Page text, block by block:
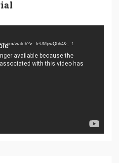
watch?v=-leUMpwQbh4&_=1